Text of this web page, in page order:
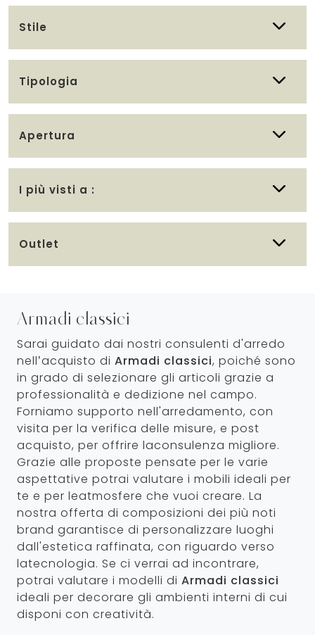
Stile
Tipologia
Apertura
I più visti a :
Outlet
Armadi classici
Sarai guidato dai nostri consulenti d'arredo
nell’acquisto di Armadi classici, poiché sono
in grado di selezionare gli articoli grazie a
professionalità e dedizione nel campo.
Forniamo supporto nell'arredamento, con
visita per la verifica delle misure, e post
acquisto, per offrire laconsulenza migliore.
Grazie alle proposte pensate per le varie
aspettative potrai valutare i mobili ideali per
te e per leatmosfere che vuoi creare. La
nostra offerta di composizioni dei più noti
brand garantisce di personalizzare luoghi
dall'estetica raffinata, con riguardo verso
latecnologia. Se ci verrai ad incontrare,
potrai valutare i modelli di Armadi classici
ideali per decorare gli ambienti interni di cui
disponi con creatività.